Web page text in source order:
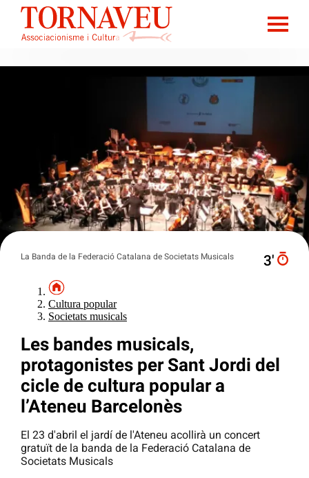
La Banda de la Federació Catalana de Societats Musicals 3′
Cultura popular
Societats musicals
Les bandes musicals,
protagonistes per Sant Jordi del
cicle de cultura popular a
l’Ateneu Barcelonès
El 23 d'abril el jardí de l'Ateneu acollirà un concert
gratuït de la banda de la Federació Catalana de
Societats Musicals